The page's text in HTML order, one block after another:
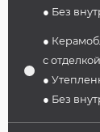
● Без
●
с
●
● Без